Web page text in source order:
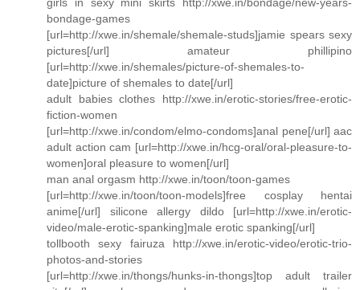
bondage-games
[url=http://xwe.in/shemale/shemale-studs]jamie spears sexy
pictures[/url] amateur phillipino
[url=http://xwe.in/shemales/picture-of-shemales-to-
date]picture of shemales to date[/url]
adult babies clothes http://xwe.in/erotic-stories/free-erotic-
fiction-women
[url=http://xwe.in/condom/elmo-condoms]anal pene[/url] aac
adult action cam [url=http://xwe.in/hcg-oral/oral-pleasure-to-
women]oral pleasure to women[/url]
man anal orgasm http://xwe.in/toon/toon-games
[url=http://xwe.in/toon/toon-models]free cosplay hentai
anime[/url] silicone allergy dildo [url=http://xwe.in/erotic-
video/male-erotic-spanking]male erotic spanking[/url]
tollbooth sexy fairuza http://xwe.in/erotic-video/erotic-trio-
photos-and-stories
[url=http://xwe.in/thongs/hunks-in-thongs]top adult trailer